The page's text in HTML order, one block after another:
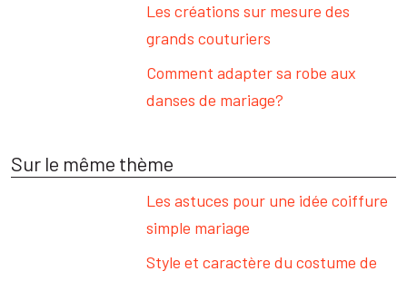
Les créations sur mesure des
grands couturiers
Comment adapter sa robe aux
danses de mariage?
Sur le même thème
Les astuces pour une idée coiffure
simple mariage
Style et caractère du costume de